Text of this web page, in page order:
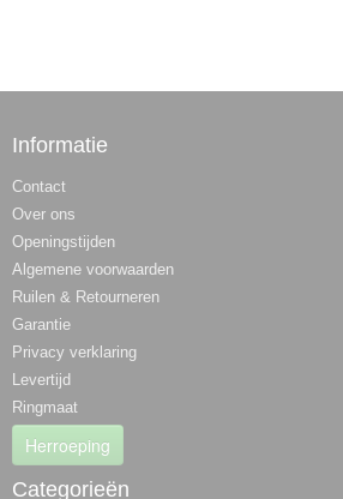
Informatie
Contact
Over ons
Openingstijden
Algemene voorwaarden
Ruilen & Retourneren
Garantie
Privacy verklaring
Levertijd
Ringmaat
Herroeping
Categorieën